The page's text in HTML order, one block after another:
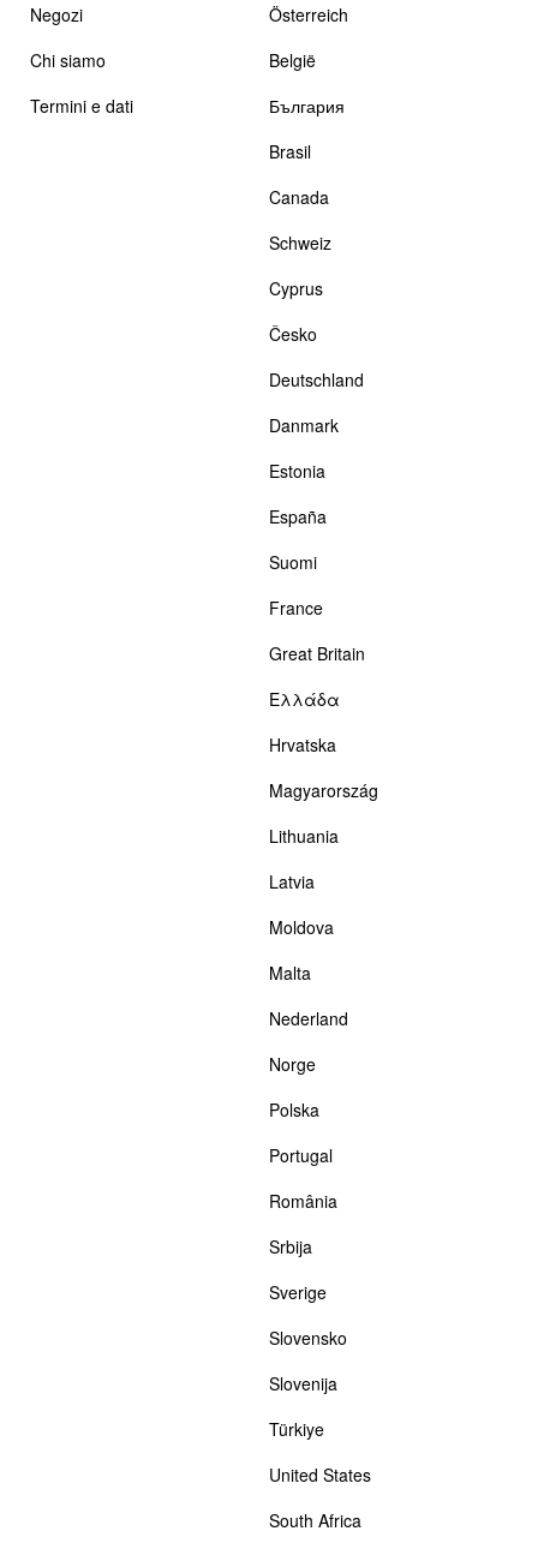
Negozi
Chi siamo
Termini e dati
Österreich
België
България
Brasil
Canada
Schweiz
Cyprus
Česko
Deutschland
Danmark
Estonia
España
Suomi
France
Great Britain
Ελλάδα
Hrvatska
Magyarország
Lithuania
Latvia
Moldova
Malta
Nederland
Norge
Polska
Portugal
România
Srbija
Sverige
Slovensko
Slovenija
Türkiye
United States
South Africa